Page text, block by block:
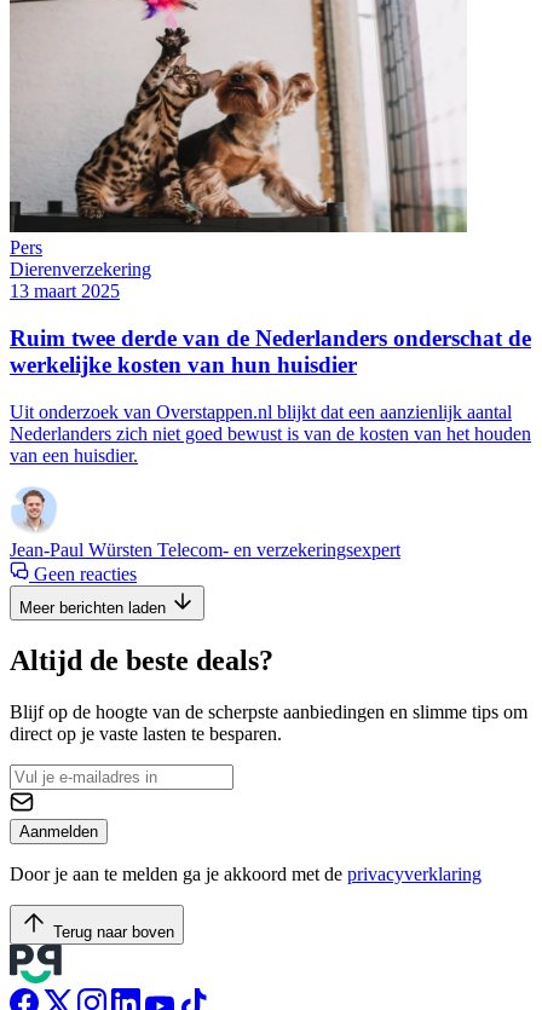
Pers
Dierenverzekering
13 maart 2025
Ruim twee derde van de Nederlanders onderschat de
werkelijke kosten van hun huisdier
Uit onderzoek van Overstappen.nl blijkt dat een aanzienlijk aantal
Nederlanders zich niet goed bewust is van de kosten van het houden
van een huisdier.
Jean-Paul Würsten Telecom- en verzekeringsexpert
Geen reacties
Meer berichten laden
Altijd de beste deals?
Blijf op de hoogte van de scherpste aanbiedingen en slimme tips om
direct op je vaste lasten te besparen.
Aanmelden
Door je aan te melden ga je akkoord met de privacyverklaring
Terug naar boven